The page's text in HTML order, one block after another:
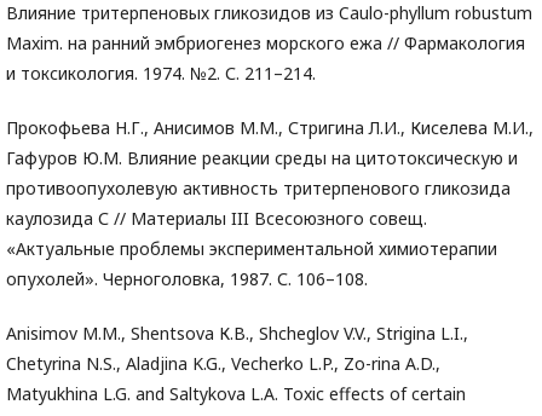
Влияние тритерпеновых гликозидов из Caulo-phyllum robustum
Maxim. на ранний эмбриогенез морского ежа // Фармакология
и токсикология. 1974. №2. С. 211–214.
Прокофьева Н.Г., Анисимов М.М., Стригина Л.И., Киселева М.И.,
Гафуров Ю.М. Влияние реакции среды на цитотоксическую и
противоопухолевую активность тритерпенового гликозида
каулозида С // Материалы III Всесоюзного совещ.
«Актуальные проблемы экспериментальной химиотерапии
опухолей». Черноголовка, 1987. С. 106–108.
Anisimov M.M., Shentsova К.В., Shcheglov V.V., Strigina L.I.,
Chetyrina N.S., Aladjina K.G., Vecherko L.P., Zo-rina A.D.,
Matyukhina L.G. and Saltykova L.A. Toxic effects of certain